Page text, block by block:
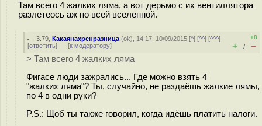
Там всего 4 жалких ляма, а вот дерьмо с их вентиллятора
разлетеось аж по всей вселенной.
3.79 ,Какаянахренразница (ok), 14:17, 10/09/2015 [^] [^^] [^^^]
[ответить] [к модератору]
+8
+ / –
> Там всего 4 жалких ляма
Фигасе люди зажрались... Где можно взять 4
"жалких ляма"? Ты, случайно, не раздаёшь жалкие лямы,
по 4 в одни руки?
P.S.: Щоб ты также говорил, когда идёшь платить налоги.